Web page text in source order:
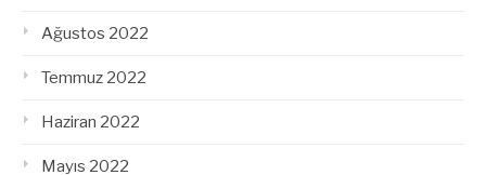
Ağustos 2022
Temmuz 2022
Haziran 2022
Mayıs 2022